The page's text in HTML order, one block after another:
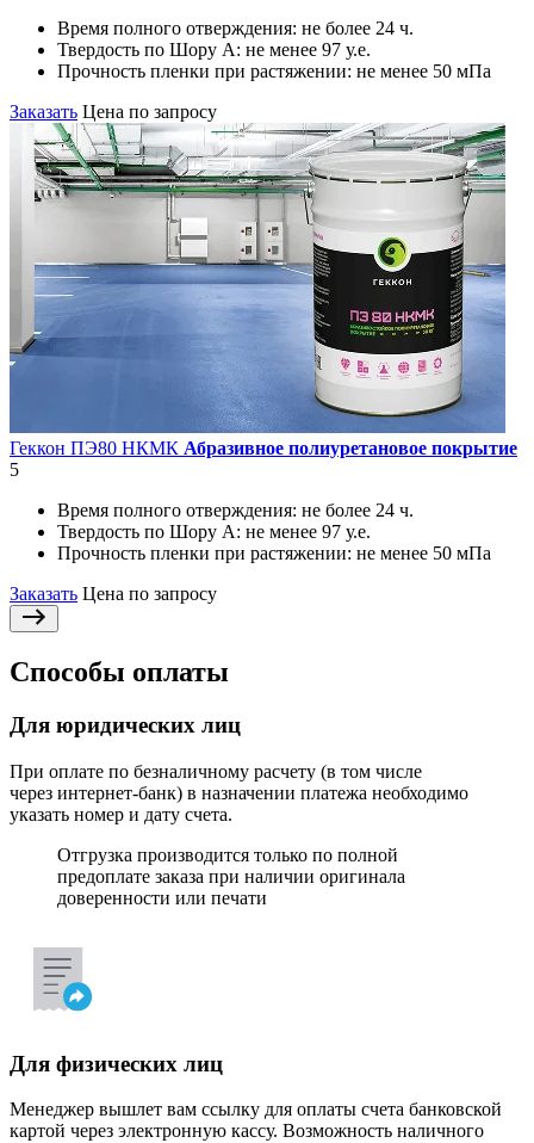
Время полного отверждения: не более 24 ч.
Твердость по Шору А: не менее 97 у.е.
Прочность пленки при растяжении: не менее 50 мПа
Заказать Цена по запросу
Геккон ПЭ80 НКМК Абразивное полиуретановое покрытие
5
Время полного отверждения: не более 24 ч.
Твердость по Шору А: не менее 97 у.е.
Прочность пленки при растяжении: не менее 50 мПа
Заказать Цена по запросу
Способы оплаты
Для юридических лиц
При оплате по безналичному расчету (в том числе
через интернет-банк) в назначении платежа необходимо
указать номер и дату счета.
Отгрузка производится только по полной
предоплате заказа при наличии оригинала
доверенности или печати
Для физических лиц
Менеджер вышлет вам ссылку для оплаты счета банковской
картой через электронную кассу. Возможность наличного